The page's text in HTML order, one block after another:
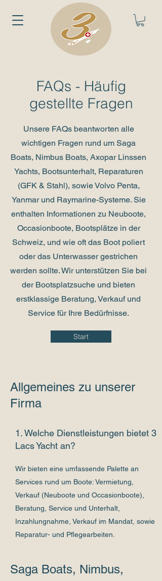
FAQs - Häufig
gestellte Fragen
Unsere FAQs beantworten alle
wichtigen Fragen rund um Saga
Boats, Nimbus Boats, Axopar Linssen
Yachts, Bootsunterhalt, Reparaturen
(GFK & Stahl), sowie Volvo Penta,
Yanmar und Raymarine-Systeme. Sie
enthalten Informationen zu Neuboote,
Occasionboote, Bootsplätze in der
Schweiz, und wie oft das Boot poliert
oder das Unterwasser gestrichen
werden sollte. Wir unterstützen Sie bei
der Bootsplatzsuche und bieten
erstklassige Beratung, Verkauf und
Service für Ihre Bedürfnisse.
Start
Allgemeines zu unserer
Firma
​1. Welche Dienstleistungen bietet 3
Lacs Yacht an?
Wir bieten eine umfassende Palette an
Services rund um Boote: Vermietung,
Verkauf (Neuboote und Occasionboote),
Beratung, Service und Unterhalt,
Inzahlungnahme, Verkauf im Mandat, sowie
Reparatur- und Pflegearbeiten.
Saga Boats, Nimbus,